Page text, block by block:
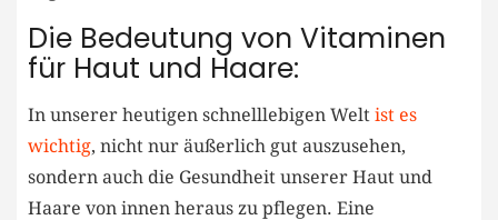
Die Bedeutung von Vitaminen
für Haut und Haare:
In unserer heutigen schnelllebigen Welt ist es
wichtig, nicht nur äußerlich gut auszusehen,
sondern auch die Gesundheit unserer Haut und
Haare von innen heraus zu pflegen. Eine